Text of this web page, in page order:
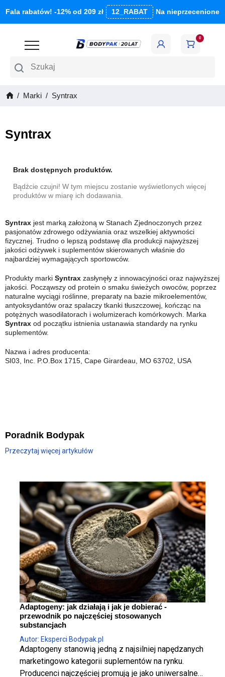
Fala rabatów! -12% od 209 zł 12_RABAT Na nieprzecenione
Szukaj
0
Marki Syntrax
Syntrax
Brak dostępnych produktów.
Bądźcie czujni! W tym miejscu zostanie wyświetlonych więcej
produktów w miarę ich dodawania.
Syntrax jest marką założoną w Stanach Zjednoczonych przez
pasjonatów zdrowego odżywiania oraz wszelkiej aktywności
fizycznej. Trudno o lepszą podstawę dla produkcji najwyższej
jakości odżywek i suplementów skierowanych właśnie do
najbardziej wymagających sportowców.
Produkty marki Syntrax zasłynęły z innowacyjności oraz najwyższej
jakości. Począwszy od protein o smaku świeżych owoców, poprzez
naturalne wyciągi roślinne, preparaty na bazie mikroelementów,
antyoksydantów oraz spalaczy tkanki tłuszczowej, kończąc na
potężnych wasodilatorach i wolumizerach komórkowych. Marka
Syntrax od początku istnienia ustanawia standardy na rynku
suplementów.
Nazwa i adres producenta:
SI03, Inc. P.O.Box 1715, Cape Girardeau, MO 63702, USA
Poradnik Bodypak
Przeczytaj więcej artykułów
Adaptogeny: jak działają i jak je dobierać -
przewodnik po najczęściej stosowanych
substancjach
Autor: Eksperci Bodypak.pl
Adaptogeny stanowią jedną z najsilniej napędzanych
marketingowo kategorii suplementów na rynku.
Producenci najczęściej promują je jako uniwersalne